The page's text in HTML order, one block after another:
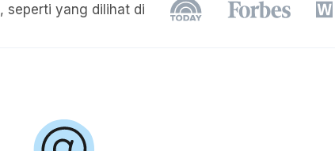
, seperti yang dilihat di